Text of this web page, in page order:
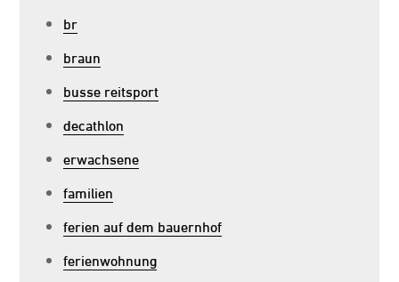
br
braun
busse reitsport
decathlon
erwachsene
familien
ferien auf dem bauernhof
ferienwohnung